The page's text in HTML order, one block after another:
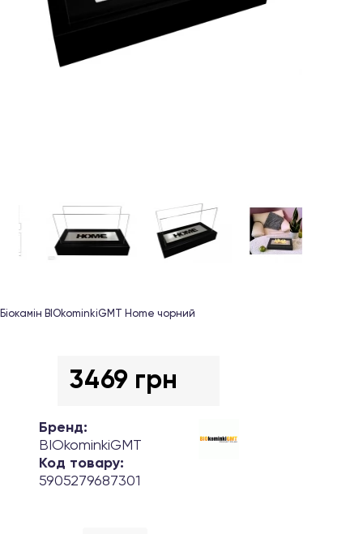
Біокамін BIOkominkiGMT Home чорний
3469 грн
Бренд:
BIOkominkiGMT
Код товару:
5905279687301